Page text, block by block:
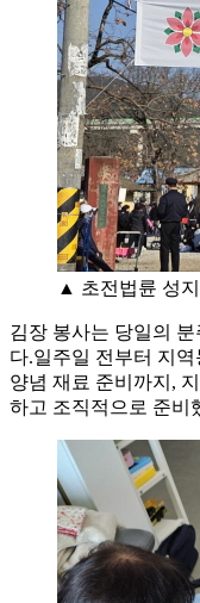
▲ 초전법륜 성
김장 봉사는 당일의
다.일주일 전부터 지
양념 재료 준비까지,
하고 조직적으로 준비